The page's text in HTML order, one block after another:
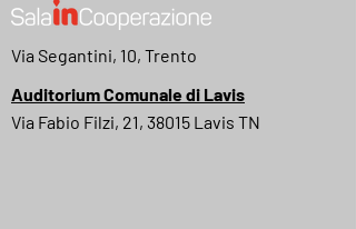
Via Segantini, 10, Trento
Auditorium Comunale di Lavis
Via Fabio Filzi, 21, 38015 Lavis TN